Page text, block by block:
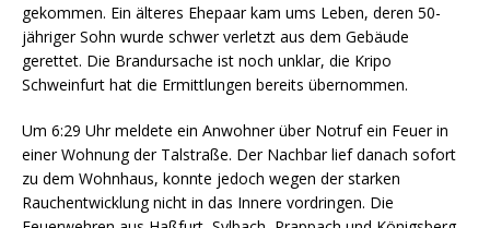
gekommen. Ein älteres Ehepaar kam ums Leben, deren 50-
jähriger Sohn wurde schwer verletzt aus dem Gebäude
gerettet. Die Brandursache ist noch unklar, die Kripo
Schweinfurt hat die Ermittlungen bereits übernommen.
Um 6:29 Uhr meldete ein Anwohner über Notruf ein Feuer in
einer Wohnung der Talstraße. Der Nachbar lief danach sofort
zu dem Wohnhaus, konnte jedoch wegen der starken
Rauchentwicklung nicht in das Innere vordringen. Die